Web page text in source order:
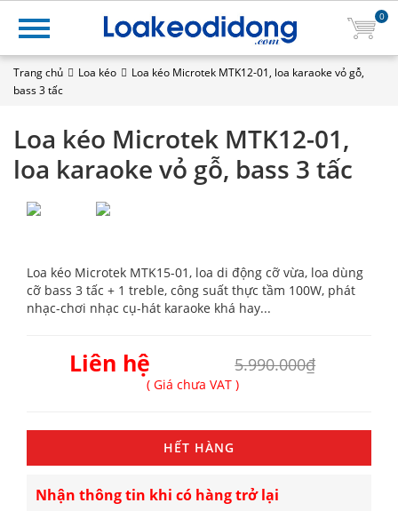
0
Trang chủ Loa kéo
Loa kéo Microtek MTK12-01, loa karaoke vỏ gỗ,
bass 3 tấc
Loa kéo Microtek MTK12-01,
loa karaoke vỏ gỗ, bass 3 tấc
Loa kéo Microtek MTK15-01, loa di động cỡ vừa, loa dùng
cỡ bass 3 tấc + 1 treble, công suất thực tầm 100W, phát
nhạc-chơi nhạc cụ-hát karaoke khá hay...
Liên hệ 5.990.000₫
( Giá chưa VAT )
HẾT HÀNG
Nhận thông tin khi có hàng trở lại